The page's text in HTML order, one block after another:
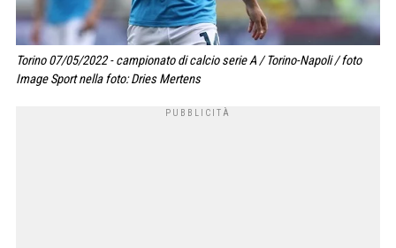
Torino 07/05/2022 - campionato di calcio serie A / Torino-Napoli / foto
Image Sport nella foto: Dries Mertens